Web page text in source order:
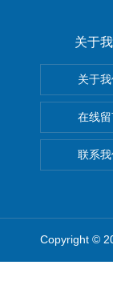
关于
关于
在线
联系我
Copyright ©